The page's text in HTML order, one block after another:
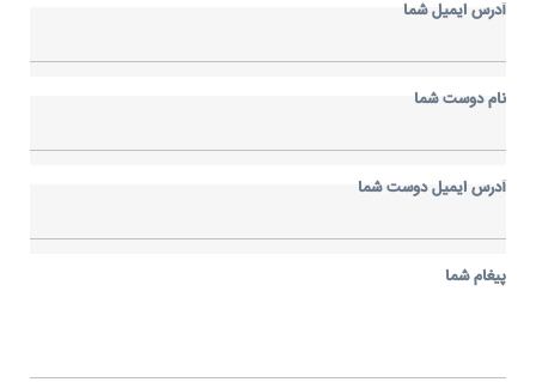
آدرس ايميل شما
نام دوست شما
آدرس ايميل دوست شما
پيغام شما